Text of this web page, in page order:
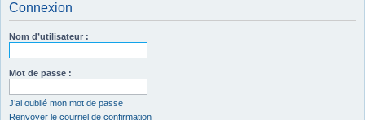
h
Connexion
Nom d’utilisateur :
Mot de passe :
J’ai oublié mon mot de passe
Renvoyer le courriel de confirmation